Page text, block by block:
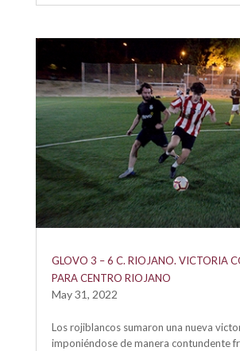
GLOVO 3 – 6 C. RIOJANO. VICTORIA
PARA CENTRO RIOJANO
May 31, 2022
Los rojiblancos sumaron una nueva
imponiéndose de manera contundente